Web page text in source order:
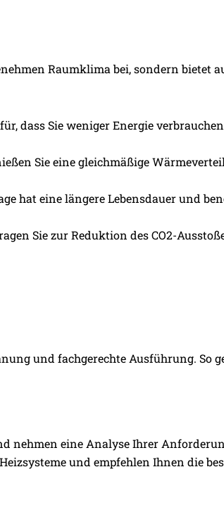
Raumklima bei, sondern bietet
dass Sie weniger Energie
Sie eine gleichmäßige
hat eine längere Lebensdauer und
Sie zur Reduktion des CO2-
und fachgerechte Ausführung. So
nehmen eine Analyse Ihrer
und empfehlen Ihnen die